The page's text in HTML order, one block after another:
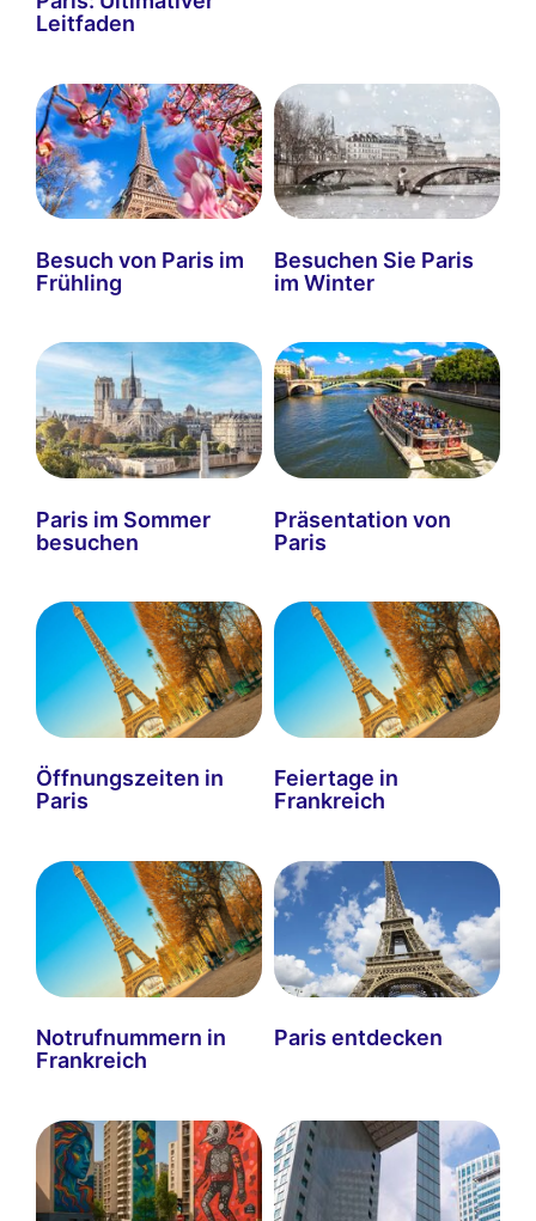
Leitfaden
Besuch von Paris im
Frühling
Besuchen Sie Paris
im Winter
Paris im Sommer
besuchen
Präsentation von
Paris
Öffnungszeiten in
Paris
Feiertage in
Frankreich
Notrufnummern in
Frankreich
Paris entdecken